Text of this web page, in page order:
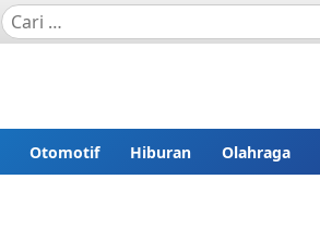
Otomotif Hiburan Olahraga